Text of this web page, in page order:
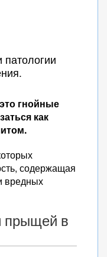
гнойные
как
содержащая
вредных
прыщей в